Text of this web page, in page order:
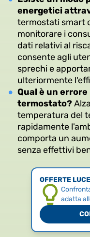
energetici
termostati smart
monitorare i
dati relativi al
consente agli
sprechi e
ulteriormente
Qual è un
termostato?
temperatura del
rapidamente
comporta un
senza effettivi
OFFERTE LUCE
adatta